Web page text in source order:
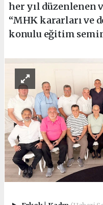
her yıl düzenlenen
“MHK kararları ve
konulu eğitim